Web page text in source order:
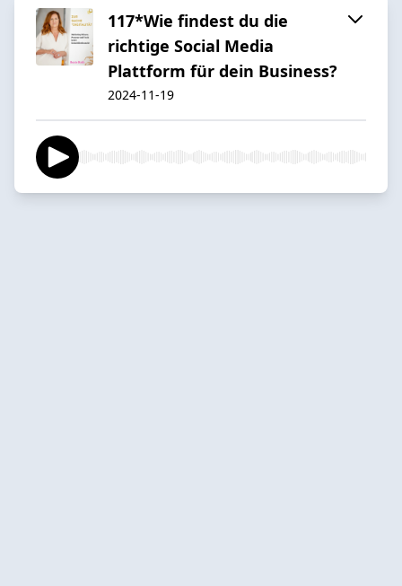
117*Wie findest du die
richtige Social Media
Plattform für dein Business?
2024-11-19